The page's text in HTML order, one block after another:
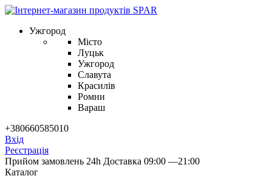
Ужгород
Місто
Луцьк
Ужгород
Славута
Красилів
Ромни
Вараш
+380660585010
Вхід
Реєстрація
Прийом замовлень 24h Доставка 09:00 —21:00
Каталог